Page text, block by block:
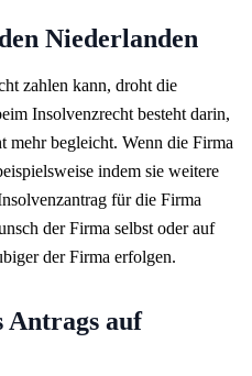
Niederlanden
zahlen kann, droht die
Insolvenzrecht besteht darin,
mehr begleicht. Wenn die Firma
indem sie weitere
für die Firma
der Firma selbst oder auf
der Firma erfolgen.
Antrags auf